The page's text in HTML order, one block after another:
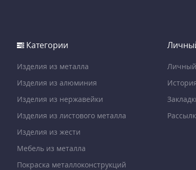
Категории
Изделия из металла
Изделия из алюминия
Изделия из нержавейки
Изделия из листового металла
Изделия из жести
Мебель из металла
Покраска металлоконструкций